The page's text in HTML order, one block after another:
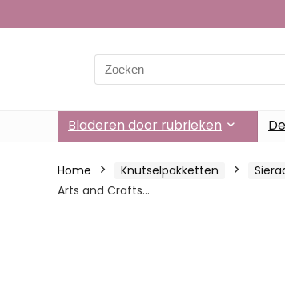
Search
for:
Bladeren door rubrieken
Home Knutselpakketten
Arts and Crafts…